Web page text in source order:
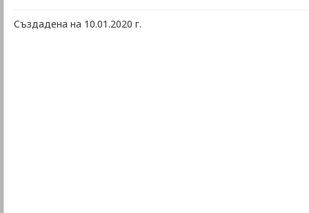
Създадена на 10.01.2020 г.